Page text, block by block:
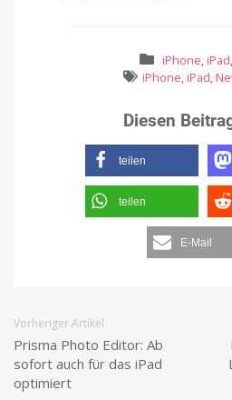
iPhone, iPad,
iPhone, iPad,
Diesen
teilen
teilen
E-Mail
Vorheriger Artikel
Prisma Photo Editor: Ab
sofort auch für das iPad
optimiert